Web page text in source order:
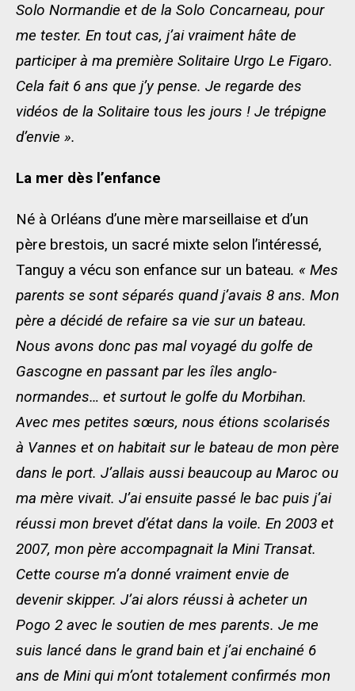
Solo Normandie et de la Solo Concarneau, pour
me tester. En tout cas, j’ai vraiment hâte de
participer à ma première Solitaire Urgo Le Figaro.
Cela fait 6 ans que j’y pense. Je regarde des
vidéos de la Solitaire tous les jours ! Je trépigne
d’envie ».
La mer dès l’enfance
Né à Orléans d’une mère marseillaise et d’un
père brestois, un sacré mixte selon l’intéressé,
Tanguy a vécu son enfance sur un bateau. « Mes
parents se sont séparés quand j’avais 8 ans. Mon
père a décidé de refaire sa vie sur un bateau.
Nous avons donc pas mal voyagé du golfe de
Gascogne en passant par les îles anglo-
normandes… et surtout le golfe du Morbihan.
Avec mes petites sœurs, nous étions scolarisés
à Vannes et on habitait sur le bateau de mon père
dans le port. J’allais aussi beaucoup au Maroc ou
ma mère vivait. J’ai ensuite passé le bac puis j’ai
réussi mon brevet d’état dans la voile. En 2003 et
2007, mon père accompagnait la Mini Transat.
Cette course m’a donné vraiment envie de
devenir skipper. J’ai alors réussi à acheter un
Pogo 2 avec le soutien de mes parents. Je me
suis lancé dans le grand bain et j’ai enchainé 6
ans de Mini qui m’ont totalement confirmés mon